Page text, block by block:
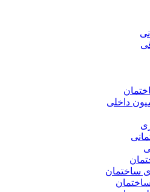
داخلی
ساختمان